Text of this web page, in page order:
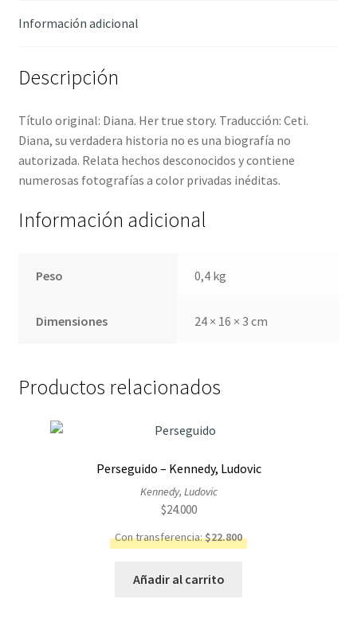
Información adicional
Descripción
Título original: Diana. Her true story. Traducción: Ceti.
Diana, su verdadera historia no es una biografía no
autorizada. Relata hechos desconocidos y contiene
numerosas fotografías a color privadas inéditas.
Información adicional
Peso 0,4 kg
Dimensiones 24 × 16 × 3 cm
Productos relacionados
Perseguido – Kennedy, Ludovic
Kennedy, Ludovic
$24.000
Con transferencia:$22.800
Añadir al carrito